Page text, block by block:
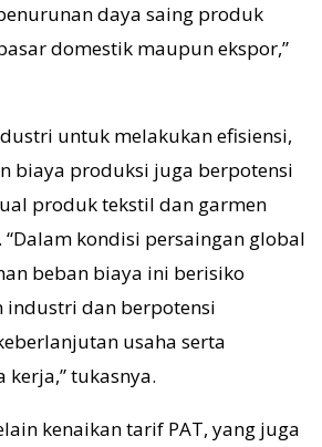
daya saing produk
domestik maupun ekspor,”
untuk melakukan efisiensi,
biaya produksi juga berpotensi
produk tekstil dan garmen
“Dalam kondisi persaingan global
beban biaya ini berisiko
industri dan berpotensi
usaha serta
kerja,” tukasnya.
kenaikan tarif PAT, yang juga